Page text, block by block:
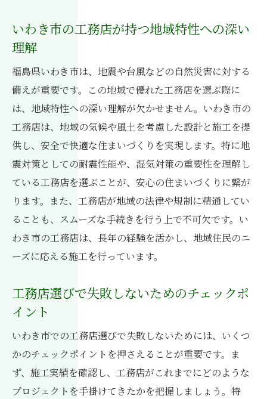
工務店との契約手続き:成功する家づくりのため
契約前に確認しておくべき重要ポイント
工務店との契約におけるトラブル回避法
契約内容を明確にするためのチェックリス
ト
工務店とのコミュニケーションを円滑にす
る方法
安心して契約を進めるための法律知識
契約後のフォローアップと工務店のサポー
ト体制
融資手続きの流れを理解して理想の住まいを実
現する
金利比較と最適な融資の選び方
融資審査のポイントと対策
融資手続きで注意すべき法律と契約条項
いわき市の工務店が持つ地域特性への深い
理解
福島県いわき市は、地震や台風などの自然災害に対する
備えが重要です。この地域で優れた工務店を選ぶ際に
は、地域特性への深い理解が欠かせません。いわき市の
工務店は、地域の気候や風土を考慮した設計と施工を提
供し、安全で快適な住まいづくりを実現します。特に地
震対策としての耐震性能や、湿気対策の重要性を理解し
ている工務店を選ぶことが、安心の住まいづくりに繋が
ります。また、工務店が地域の法律や規制に精通してい
ることも、スムーズな手続きを行う上で不可欠です。い
わき市の工務店は、長年の経験を活かし、地域住民のニ
ーズに応える施工を行っています。
工務店選びで失敗しないためのチェックポ
イント
いわき市での工務店選びで失敗しないためには、いくつ
かのチェックポイントを押さえることが重要です。ま
ず、施工実績を確認し、工務店がこれまでにどのような
プロジェクトを手掛けてきたかを把握しましょう。特